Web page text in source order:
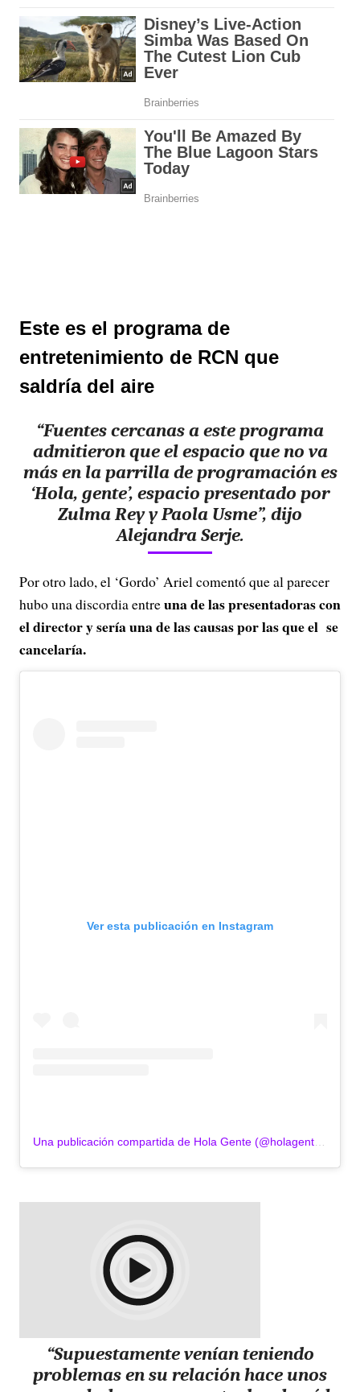
Este es el programa de
entretenimiento de RCN que
saldría del aire
“Fuentes cercanas a este programa
admitieron que el espacio que no va
más en la parrilla de programación es
‘Hola, gente’, espacio presentado por
Zulma Rey y Paola Usme”, dijo
Alejandra Serje.
Por otro lado, el ‘Gordo’ Ariel comentó que al parecer
hubo una discordia entreuna de las presentadoras con
el director y sería una de las causas por las que el se
cancelaría.
Ver esta publicación en Instagram
“Supuestamente venían teniendo
problemas en su relación hace unos